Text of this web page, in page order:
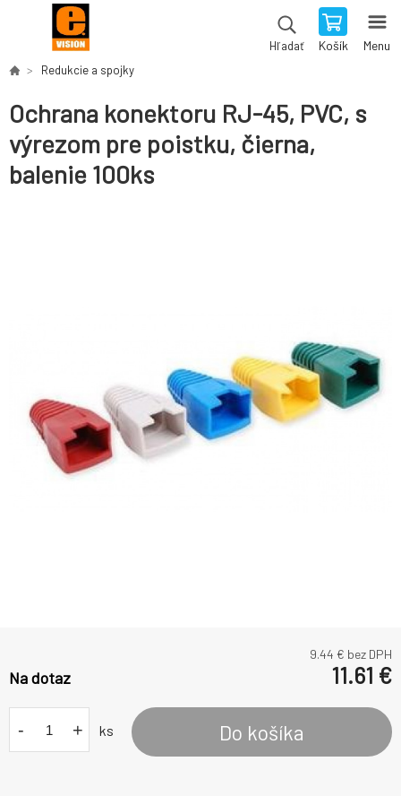
Hľadať Košík Menu
Redukcie a spojky
Ochrana konektoru RJ-45, PVC, s
výrezom pre poistku, čierna,
balenie 100ks
9.44 € bez DPH
Na dotaz 11.61 €
- + ks Do košíka